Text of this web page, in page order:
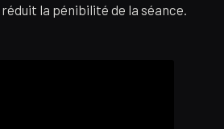
la pénibilité de la séance.